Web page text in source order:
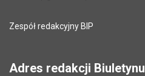
Zespół redakcyjny BIP
Adres redakcji Biuletynu